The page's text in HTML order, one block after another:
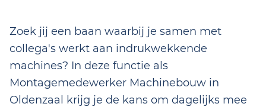
Zoek jij een baan waarbij je samen met
collega's werkt aan indrukwekkende
machines? In deze functie als
Montagemedewerker Machinebouw in
Oldenzaal krijg je de kans om dagelijks mee